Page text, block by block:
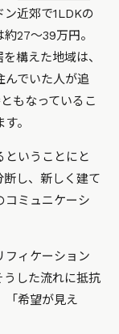
近郊で1LDKの
27〜39万円。
構えた地域は、
んでいた人が追
もなっているこ
。
ということにと
し、新しく建て
コミュニケーシ
フィケーション
うした流れに抵抗
「希望が見え